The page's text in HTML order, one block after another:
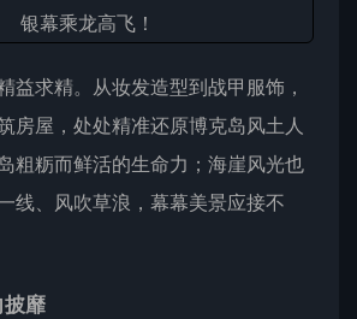
益求精。从妆发造型到战甲服饰，
房屋，处处精准还原博克岛风土人
粗粝而鲜活的生命力；海崖风光也
线、风吹草浪，幕幕美景应接不
披靡